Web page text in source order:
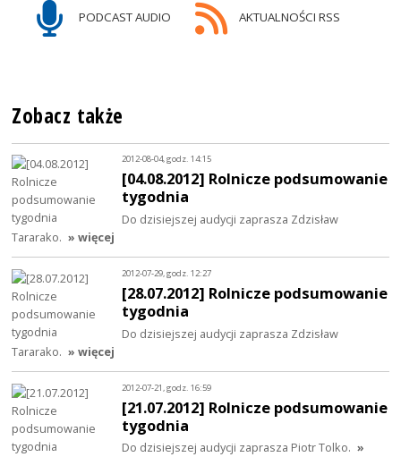
PODCAST AUDIO AKTUALNOŚCI RSS
Zobacz także
2012-08-04, godz. 14:15
[04.08.2012] Rolnicze podsumowanie
tygodnia
Do dzisiejszej audycji zaprasza Zdzisław
Tararako. » więcej
2012-07-29, godz. 12:27
[28.07.2012] Rolnicze podsumowanie
tygodnia
Do dzisiejszej audycji zaprasza Zdzisław
Tararako. » więcej
2012-07-21, godz. 16:59
[21.07.2012] Rolnicze podsumowanie
tygodnia
Do dzisiejszej audycji zaprasza Piotr Tolko. »